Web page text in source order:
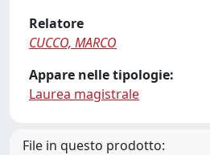
Relatore
CUCCO, MARCO
Appare nelle tipologie:
Laurea magistrale
File in questo prodotto: